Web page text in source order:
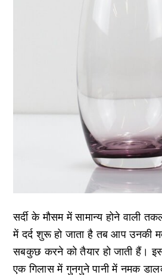
सर्दी के मौसम में सामान्य होने वाली
में दर्द शुरू हो जाता है तब आप उनकी
सबकुछ करने को तैयार हो जाती हैं।
एक गिलास में गुनगुने पानी में नमक